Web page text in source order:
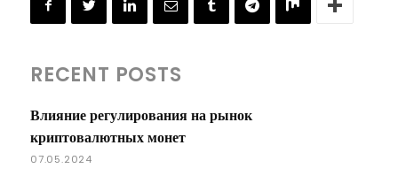
RECENT POSTS
Влияние регулирования на рынок
криптовалютных монет
07.05.2024